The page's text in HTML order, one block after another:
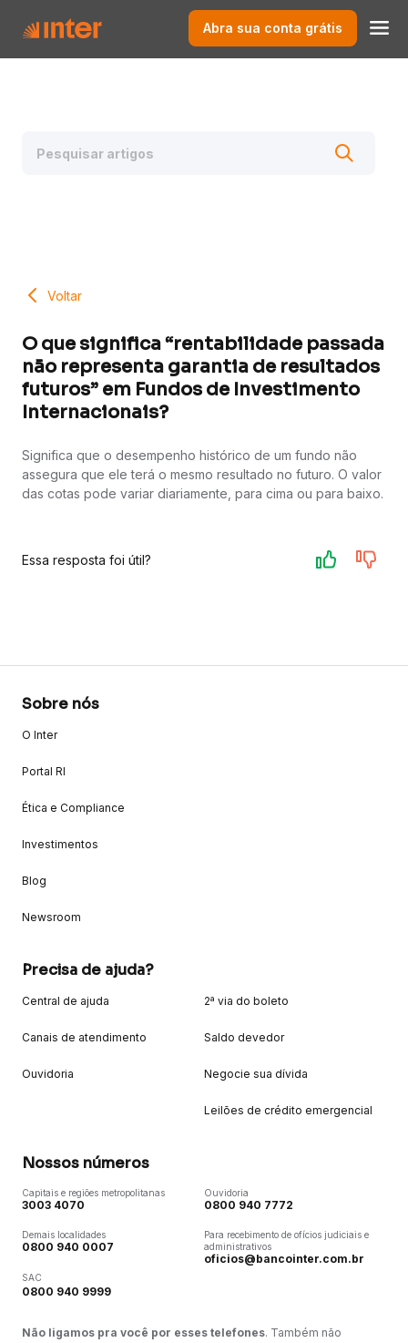
Abra sua conta grátis
Voltar
O que significa “rentabilidade passada
não representa garantia de resultados
futuros” em Fundos de Investimento
Internacionais?
Significa que o desempenho histórico de um fundo não
assegura que ele terá o mesmo resultado no futuro. O valor
das cotas pode variar diariamente, para cima ou para baixo.
Essa resposta foi útil?
Sobre nós
O Inter
Portal RI
Ética e Compliance
Investimentos
Blog
Newsroom
Precisa de ajuda?
Central de ajuda
Canais de atendimento
Ouvidoria
2ª via do boleto
Saldo devedor
Negocie sua dívida
Leilões de crédito emergencial
Nossos números
Capitais e regiões metropolitanas
3003 4070
Demais localidades
0800 940 0007
SAC
0800 940 9999
Ouvidoria
0800 940 7772
Para recebimento de ofícios judiciais e
administrativos
oficios@bancointer.com.br
Não ligamos pra você por esses telefones. Também não